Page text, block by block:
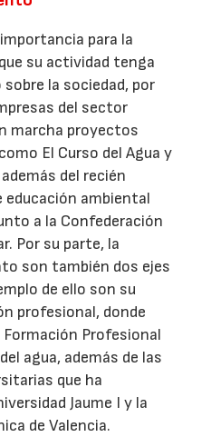
para la
su actividad tenga
la sociedad, por
del sector
marcha proyectos
El Curso del Agua y
del recién
ambiental
a la Confederación
Por su parte, la
son también dos ejes
de ello son su
profesional, donde
Profesional
agua, además de las
que ha
Jaume I y la
de Valencia.